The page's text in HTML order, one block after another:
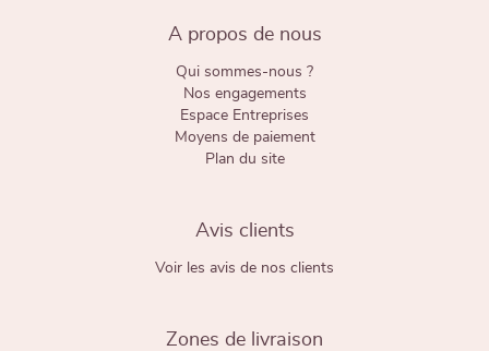
A propos de nous
Qui sommes-nous ?
Nos engagements
Espace Entreprises
Moyens de paiement
Plan du site
Avis clients
Voir les avis de nos clients
Zones de livraison